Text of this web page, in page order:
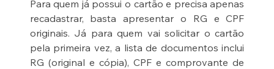
Para quem já possui o cartão e precisa apenas
recadastrar, basta apresentar o RG e CPF
originais. Já para quem vai solicitar o cartão
pela primeira vez, a lista de documentos inclui
RG (original e cópia), CPF e comprovante de